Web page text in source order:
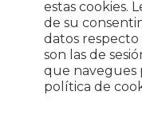
estas cookies.
de su
datos respecto
son las de
que navegues
política de